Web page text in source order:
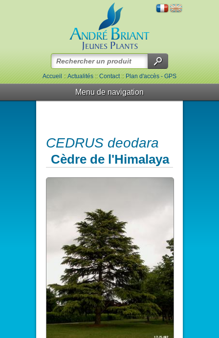
Accueil::Actualités::Contact::Plan d'accès - GPS
Menu de navigation
CEDRUS deodara
Cèdre de l'Himalaya